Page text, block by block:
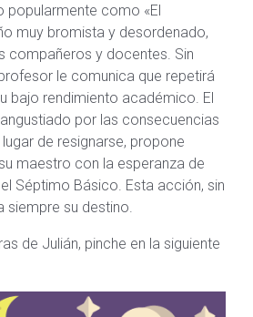
popularmente como «El
muy bromista y desordenado,
compañeros y docentes. Sin
le comunica que repetirá
bajo rendimiento académico. El
por las consecuencias
de resignarse, propone
maestro con la esperanza de
Séptimo Básico. Esta acción, sin
siempre su destino.
de Julián, pinche en la siguiente